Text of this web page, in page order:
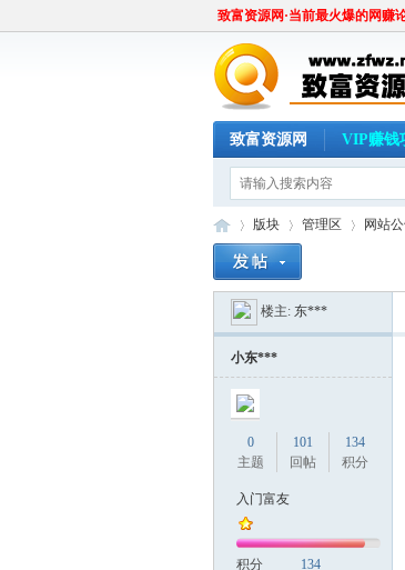
致富资源网·当前最火爆的网赚
致富资源网 VIP赚钱
»
版块
›
管理区 网站
楼主: 东***
小东***
0
主题
101
回帖
134
积分
入门富友
积分 134